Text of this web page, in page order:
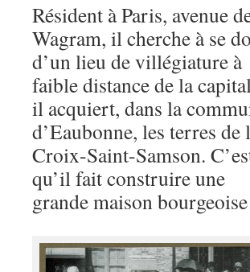
Résident à Paris, avenue
Wagram, il cherche à se
d’un lieu de villégiature à
faible distance de la
il acquiert, dans la
d’Eaubonne, les terres de
Croix-Saint-Samson.
qu’il fait construire une
grande maison